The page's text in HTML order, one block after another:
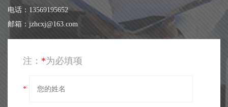
注： *为必填项
*
电话：13569195652
邮箱：jzhcxj@163.com